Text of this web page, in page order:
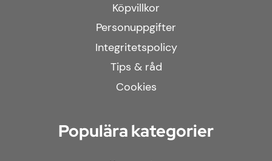
Köpvillkor
Personuppgifter
Integritetspolicy
Tips & råd
Cookies
Populära kategorier